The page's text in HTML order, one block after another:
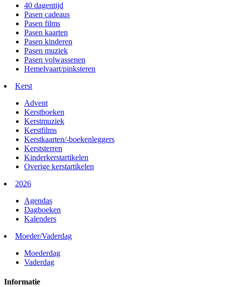
40 dagentijd
Pasen cadeaus
Pasen films
Pasen kaarten
Pasen kinderen
Pasen muziek
Pasen volwassenen
Hemelvaart/pinksteren
Kerst
Advent
Kerstboeken
Kerstmuziek
Kerstfilms
Kerstkaarten/-boekenleggers
Kerststerren
Kinderkerstartikelen
Overige kerstartikelen
2026
Agendas
Dagboeken
Kalenders
Moeder/Vaderdag
Moederdag
Vaderdag
Informatie